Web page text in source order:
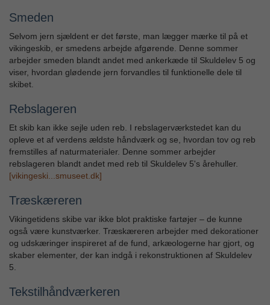
Smeden
Selvom jern sjældent er det første, man lægger mærke til på et
vikingeskib, er smedens arbejde afgørende. Denne sommer
arbejder smeden blandt andet med ankerkæde til Skuldelev 5 og
viser, hvordan glødende jern forvandles til funktionelle dele til
skibet.
Rebslageren
Et skib kan ikke sejle uden reb. I rebslagerværkstedet kan du
opleve et af verdens ældste håndværk og se, hvordan tov og reb
fremstilles af naturmaterialer. Denne sommer arbejder
rebslageren blandt andet med reb til Skuldelev 5's årehuller.
[vikingeski...smuseet.dk]
Træskæreren
Vikingetidens skibe var ikke blot praktiske fartøjer – de kunne
også være kunstværker. Træskæreren arbejder med dekorationer
og udskæringer inspireret af de fund, arkæologerne har gjort, og
skaber elementer, der kan indgå i rekonstruktionen af Skuldelev
5.
Tekstilhåndværkeren